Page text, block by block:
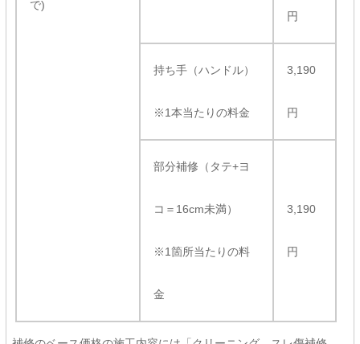
で)
円
持ち手（ハンドル）
※1本当たりの料金
3,190
円
部分補修（タテ+ヨ
コ＝16cm未満）
※1箇所当たりの料
金
3,190
円